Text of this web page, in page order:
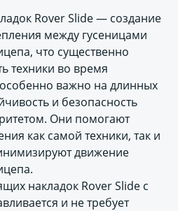
Rover Slide — создание
между гусеницами
что существенно
техники во время
важно на длинных
и безопасность
Они помогают
как самой техники, так и
движение
накладок Rover Slide с
и не требует